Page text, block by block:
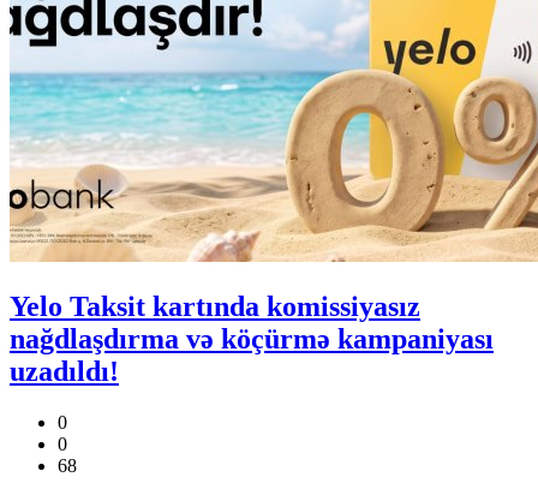
Yelo Taksit kartında komissiyasız
nağdlaşdırma və köçürmə kampaniyası
uzadıldı!
0
0
68